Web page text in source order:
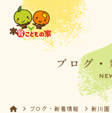
ブログ
ブログ・新着情報 新川